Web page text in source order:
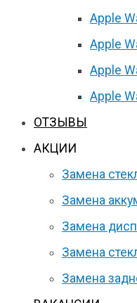
Apple
Apple
Apple
Apple
ОТЗЫВЫ
АКЦИИ
Замена
Замена
Замена
Замена
Замена